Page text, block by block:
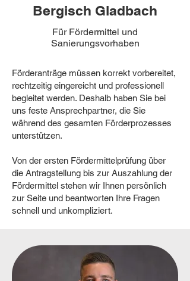
Bergisch Gladbach
Für Fördermittel und
Sanierungsvorhaben
Förderanträge müssen korrekt vorbereitet,
rechtzeitig eingereicht und professionell
begleitet werden. Deshalb haben Sie bei
uns feste Ansprechpartner, die Sie
während des gesamten Förderprozesses
unterstützen.
Von der ersten Fördermittelprüfung über
die Antragstellung bis zur Auszahlung der
Fördermittel stehen wir Ihnen persönlich
zur Seite und beantworten Ihre Fragen
schnell und unkompliziert.